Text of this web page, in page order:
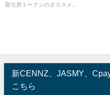
取引所トークンのオススメ...
新CENNZ、JASMY、
こちら